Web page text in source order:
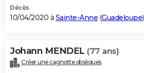
Décès
10/04/2020 à Sainte-Anne (Guadeloupe)
Johann MENDEL (77 ans)
Créer une cagnotte obsèques